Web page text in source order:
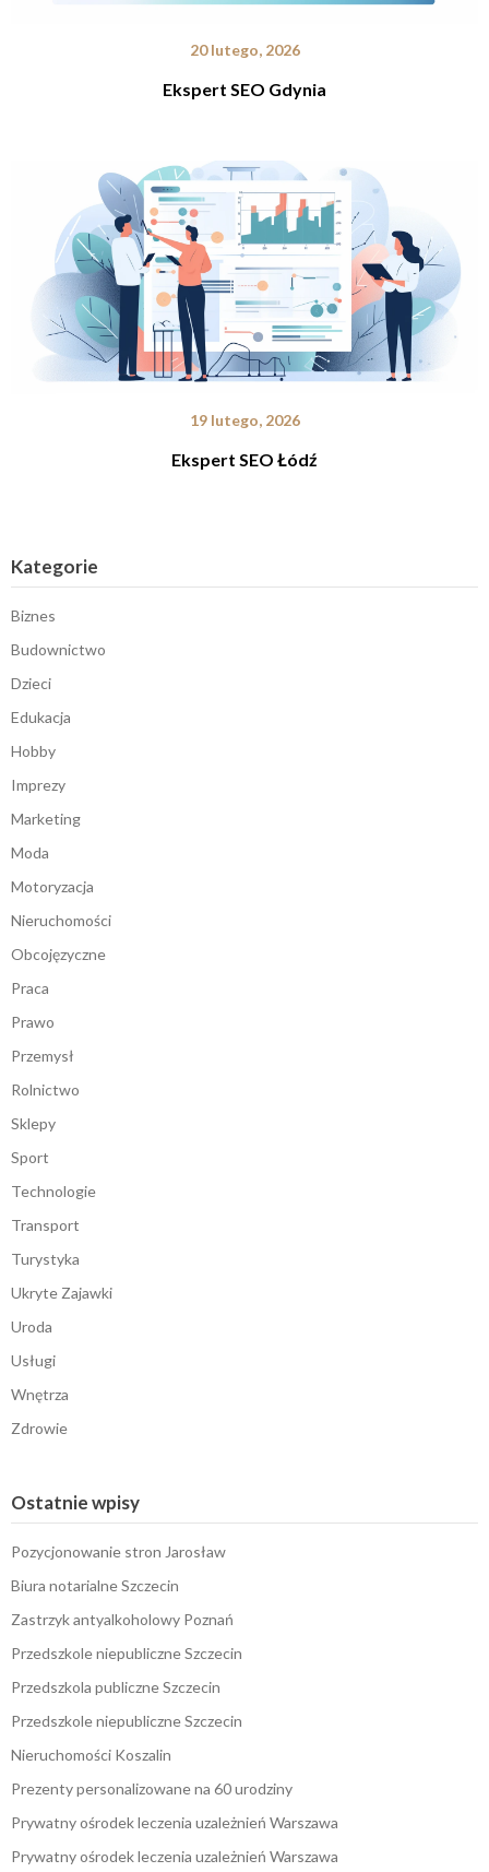
20 lutego, 2026
Ekspert SEO Gdynia
19 lutego, 2026
Ekspert SEO Łódź
Kategorie
Biznes
Budownictwo
Dzieci
Edukacja
Hobby
Imprezy
Marketing
Moda
Motoryzacja
Nieruchomości
Obcojęzyczne
Praca
Prawo
Przemysł
Rolnictwo
Sklepy
Sport
Technologie
Transport
Turystyka
Ukryte Zajawki
Uroda
Usługi
Wnętrza
Zdrowie
Ostatnie wpisy
Pozycjonowanie stron Jarosław
Biura notarialne Szczecin
Zastrzyk antyalkoholowy Poznań
Przedszkole niepubliczne Szczecin
Przedszkola publiczne Szczecin
Przedszkole niepubliczne Szczecin
Nieruchomości Koszalin
Prezenty personalizowane na 60 urodziny
Prywatny ośrodek leczenia uzależnień Warszawa
Prywatny ośrodek leczenia uzależnień Warszawa